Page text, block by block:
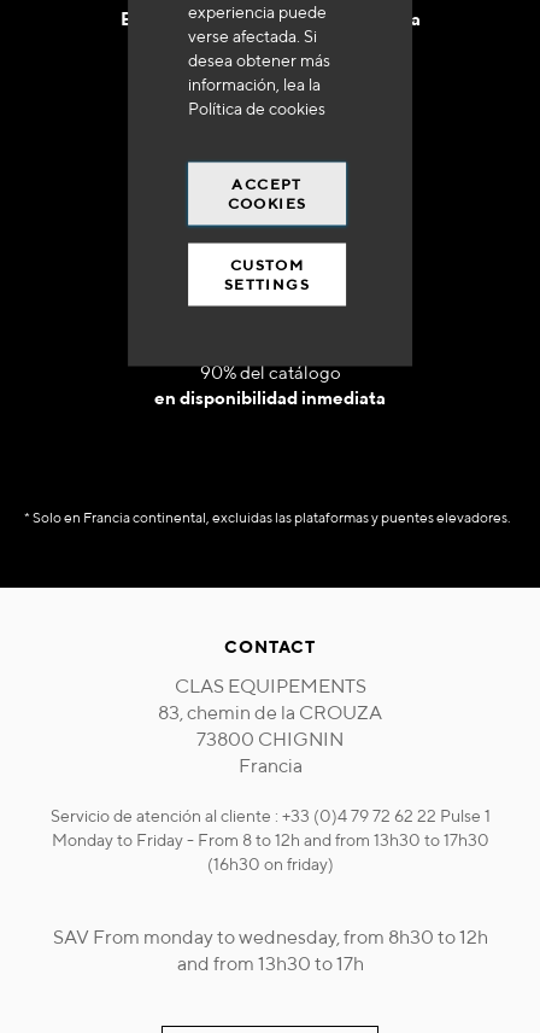
experiencia puede
verse afectada. Si
desea obtener más
información, lea la
Política de cookies
ACCEPT
COOKIES
CUSTOM
SETTINGS
Entrega en 48 a 72 horas en Francia
Gastos de envío gratuito
a 250 euros*
90% del catálogo
en disponibilidad inmediata
* Solo en Francia continental, excluidas las plataformas y puentes elevadores.
CONTACT
CLAS EQUIPEMENTS
83, chemin de la CROUZA
73800 CHIGNIN
Francia
Servicio de atención al cliente : +33 (0)4 79 72 62 22 Pulse 1
Monday to Friday - From 8 to 12h and from 13h30 to 17h30
(16h30 on friday)
SAV From monday to wednesday, from 8h30 to 12h
and from 13h30 to 17h